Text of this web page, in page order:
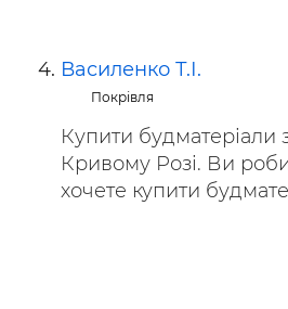
Василенко Т.І.
Покрівля
Купити будматеріали
Кривому Розі. Ви
хочете купити